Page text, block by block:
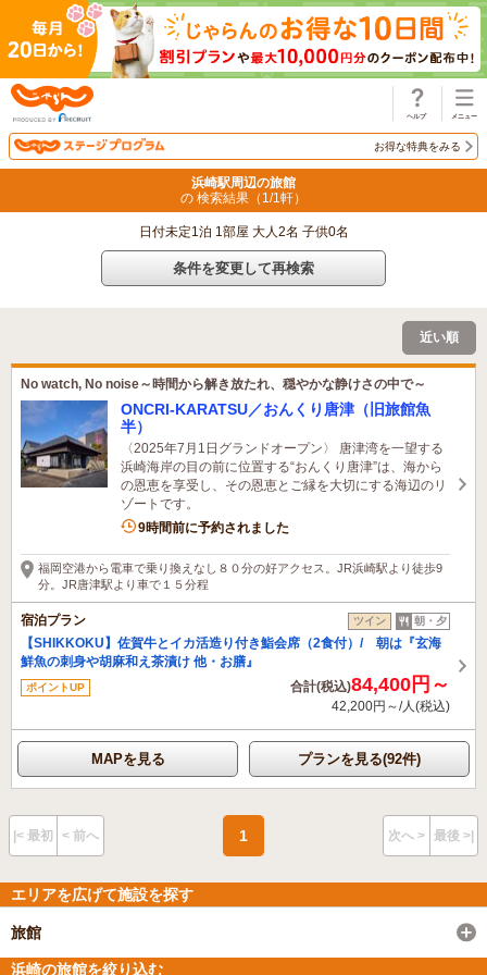
お得な特典をみる
浜崎駅周辺の旅館
の 検索結果（ 1 /1 軒）
日付未定1泊 1部屋 大人2名 子供0名
条件を変更して再検索
近い順
No watch, No noise～時間から解き放たれ、穏やかな静けさの中で～
ONCRI-KARATSU／おんくり唐津（旧旅館魚
半）
〈2025年7月1日グランドオープン〉 唐津湾を一望する
浜崎海岸の目の前に位置する“おんくり唐津”は、海から
の恩恵を享受し、その恩恵とご縁を大切にする海辺のリ
ゾートです。
2名がこの宿を見ています
9時間前に予約されました
福岡空港から電車で乗り換えなし８０分の好アクセス。JR浜崎駅より徒歩9
分。JR唐津駅より車で１５分程
宿泊プラン ツイン 朝・夕
【SHIKKOKU】佐賀牛とイカ活造り付き鮨会席（2食付）/ 朝は『玄海
鮮魚の刺身や胡麻和え茶漬け 他・お膳』
ポイントUP 合計(税込)84,400円～
42,200円～/人(税込)
MAPを見る プランを見る(92件)
|< 最初 < 前へ 1 次へ > 最後 >|
エリアを広げて施設を探す
旅館
浜崎の旅館を絞り込む